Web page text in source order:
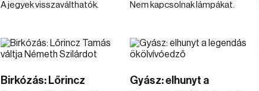
A jegyek visszaválthatók. Nem kapcsolnak lámpákat.
Birkózás: Lőrincz
Gyász: elhunyt a